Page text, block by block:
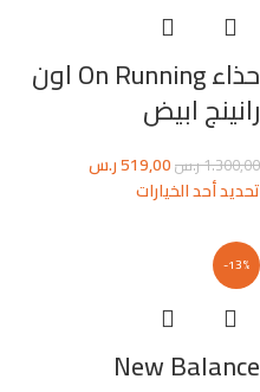
حذاء On Running اون
رانينج ابيض
1.300,00ر.س519,00ر.س
تحديد أحد الخيارات
-13%
New Balance